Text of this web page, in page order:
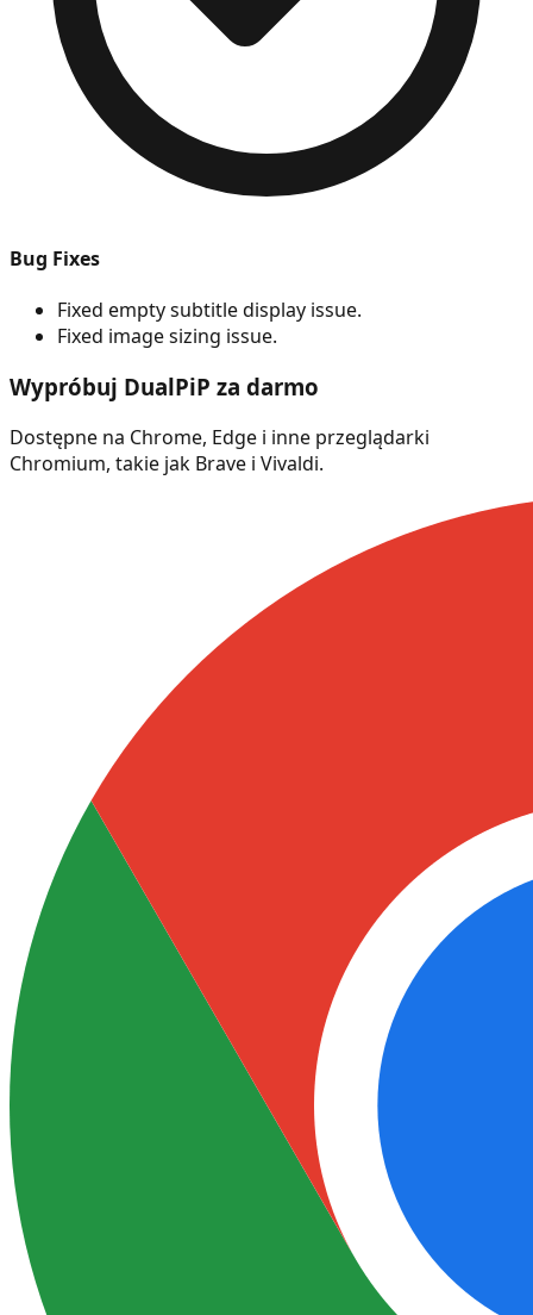
Bug Fixes
Fixed empty subtitle display issue.
Fixed image sizing issue.
Wypróbuj DualPiP za darmo
Dostępne na Chrome, Edge i inne przeglądarki
Chromium, takie jak Brave i Vivaldi.